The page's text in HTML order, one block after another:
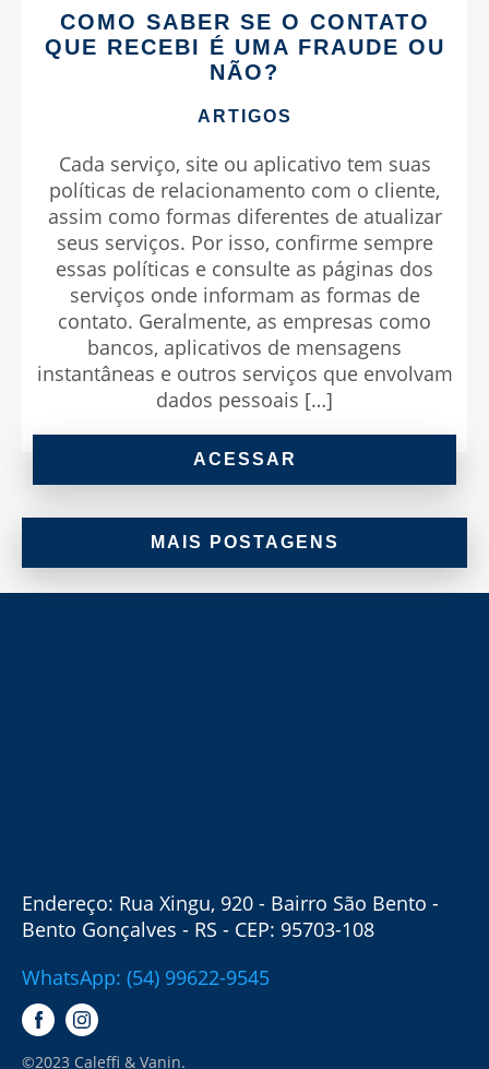
COMO SABER SE O CONTATO
QUE RECEBI É UMA FRAUDE OU
NÃO?
ARTIGOS
Cada serviço, site ou aplicativo tem suas
políticas de relacionamento com o cliente,
assim como formas diferentes de atualizar
seus serviços. Por isso, confirme sempre
essas políticas e consulte as páginas dos
serviços onde informam as formas de
contato. Geralmente, as empresas como
bancos, aplicativos de mensagens
instantâneas e outros serviços que envolvam
dados pessoais […]
ACESSAR
MAIS POSTAGENS
Endereço: Rua Xingu, 920 - Bairro São Bento -
Bento Gonçalves - RS - CEP: 95703-108
WhatsApp: (54) 99622-9545
©2023 Caleffi & Vanin.